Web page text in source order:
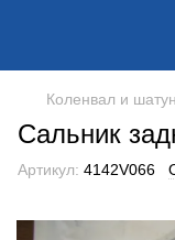
Коленвал и
Сальник
Артикул: 4142V066